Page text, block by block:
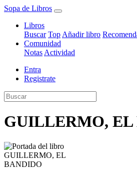
Sopa de Libros
Libros
Buscar Top Añadir libro
Comunidad
Notas Actividad
Entra
Registrate
GUILLERMO, EL